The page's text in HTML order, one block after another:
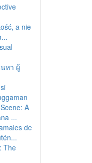
a nie
หา ผู้
A
...
de
The